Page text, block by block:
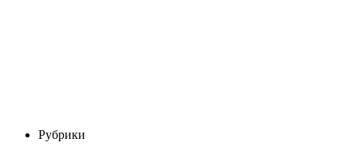
Рубрики